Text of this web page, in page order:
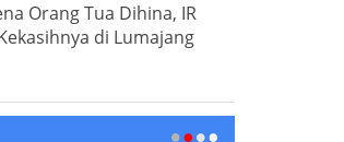
Orang Tua Dihina, IR
di Lumajang